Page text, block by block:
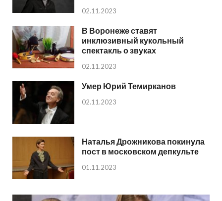
02.11.2023
В Воронеже ставят
инклюзивный кукольный
спектакль о звуках
02.11.2023
Умер Юрий Темирканов
02.11.2023
Наталья Дрожникова покинула
пост в московском депкульте
01.11.2023